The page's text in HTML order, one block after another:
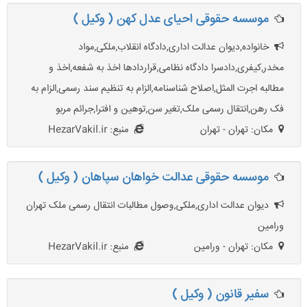
موسسه حقوقی احیای عدل کهن ( وکیل )
خانواده,دیوان عدالت اداری,دادگاه انقلاب,ملکی,مواد
مخدر,کیفری,دادسرا دادگاه نظامی,قراردادها اخذ به شفعه,اخذ و
مطالبه اجرت المثل,اصلاح شناسنامه,الزام به تنظیم سند رسمی,الزام به
فک رهن,انتقال رسمی ملک,تغیر سن,توهین و افترا,جرائم مربو
مکان: تهران - تهران
منبع: HezarVakil.ir
موسسه حقوقی عدالت خواهان سپاهان ( وکیل )
دیوان عدالت اداری,ملکی,وصول مطالبات انتقال رسمی ملک تهران
ورامین
مکان: تهران - ورامین
منبع: HezarVakil.ir
سفیر قانون ( وکیل )